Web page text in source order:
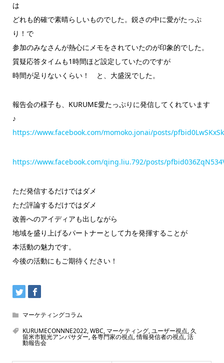
は
どれも的確で素晴らしいものでした。鋭さの中に愛がたっぷ
り！で
参加のみなさんが熱心にメモをされていたのが印象的でした。
質疑応答タイムも1時間ほど設定していたのですが
時間が足りないくらい！ と、大盛況でした。
報告会の様子も、KURUME愛たっぷりに発信してくれています
♪
https://www.facebook.com/momoko.jonai/posts/
https://www.facebook.com/qing.liu.792/posts/
ただ発信するだけではダメ
ただ評論するだけではダメ
改善へのアイディアも出しながら
地域を盛り上げるパートナーとして力を発揮することが
本活動の魅力です。
今後の活動にもご期待ください！
マーケティングコラム
KURUMECONNNE2022,WBC, マーケティング,ユーザー視点, 久
留米市観光アンバサダー,各専門家の視点,情報発信者の視点,活
動報告会